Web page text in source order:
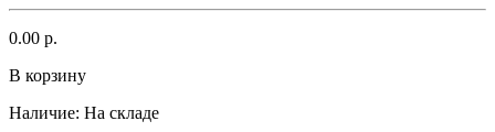
0.00 р.
В корзину
Наличие: На складе